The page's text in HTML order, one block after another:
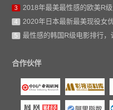
3 2018年最美最性感的欧美R
4 2020年日本最新最美现役女
5 最性感的韩国R级电影排行，
合作伙伴